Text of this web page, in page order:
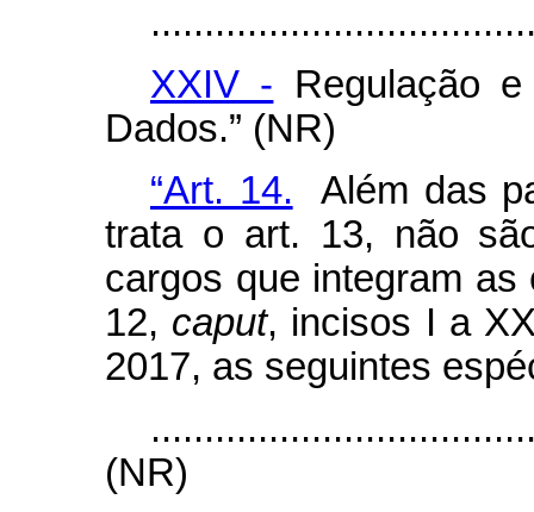
XXIV - Regulação
Dados.” (NR)
“Art. 14. Além das
trata o art. 13, não
cargos que integram
12, caput, incisos I a
2017, as seguintes
(NR)